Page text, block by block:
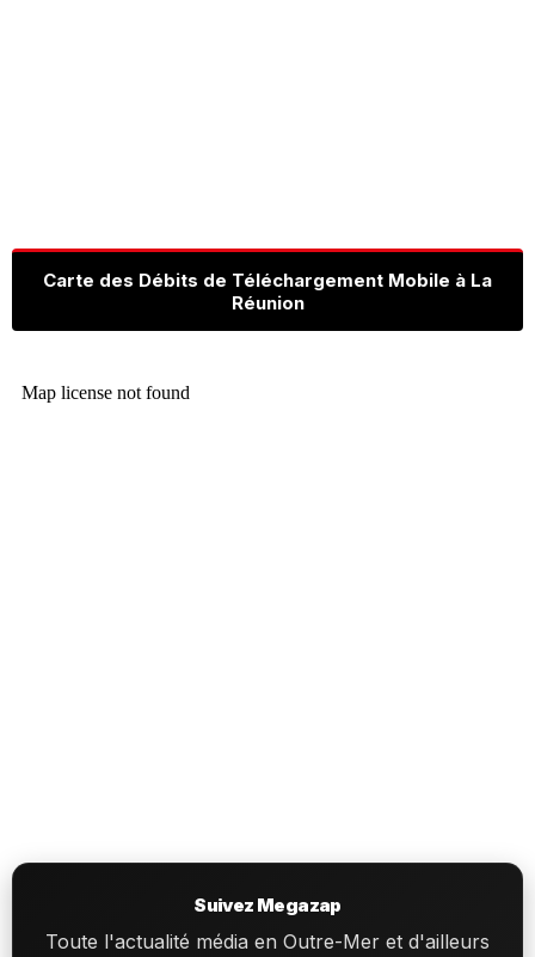
Carte des Débits de Téléchargement Mobile à La
Réunion
Suivez Megazap
Toute l'actualité média en Outre-Mer et d'ailleurs